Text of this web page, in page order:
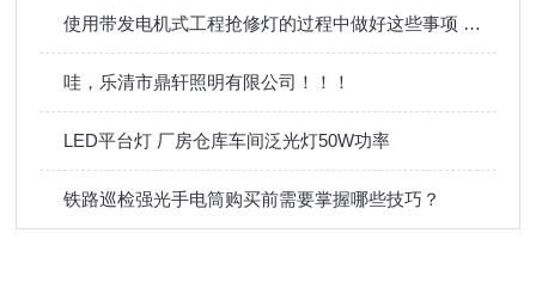
使用带发电机式工程抢修灯的过程中做好这些事项 好处多多
哇，乐清市鼎轩照明有限公司！！！
LED平台灯 厂房仓库车间泛光灯50W功率
铁路巡检强光手电筒购买前需要掌握哪些技巧？